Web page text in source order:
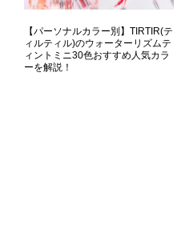
【パーソナルカラー別】TIRTIR(テ
ィルティル)のウォーターリズムテ
ィントミニ30色おすすめ人気カラ
ーを解説！